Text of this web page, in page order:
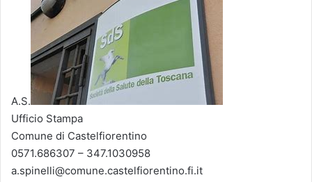
A.S.
Ufficio Stampa
Comune di Castelfiorentino
0571.686307 – 347.1030958
a.spinelli@comune.castelfiorentino.fi.it